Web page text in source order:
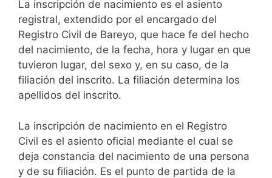
La inscripción de nacimiento es el asiento
registral, extendido por el encargado del
Registro Civil de Bareyo, que hace fe del hecho
del nacimiento, de la fecha, hora y lugar en que
tuvieron lugar, del sexo y, en su caso, de la
filiación del inscrito. La filiación determina los
apellidos del inscrito.
La inscripción de nacimiento en el Registro
Civil es el asiento oficial mediante el cual se
deja constancia del nacimiento de una persona
y de su filiación. Es el punto de partida de la